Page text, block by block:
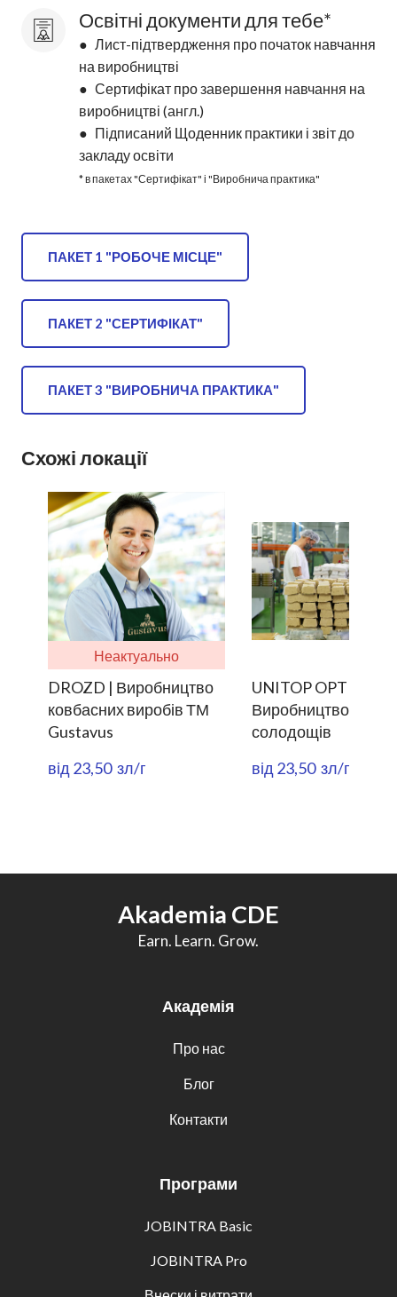
Освітні документи для тебе*
● Лист-підтвердження про початок навчання
на виробництві
● Сертифікат про завершення навчання на
виробництві (англ.)
● Підписаний Щоденник практики і звіт до
закладу освіти
* в пакетах "Сертифікат" і "Виробнича практика"
ПАКЕТ 1 "РОБОЧЕ МІСЦЕ"
ПАКЕТ 2 "СЕРТИФІКАТ"
ПАКЕТ 3 "ВИРОБНИЧА ПРАКТИКА"
Схожі локації
Неактуально
DROZD | Виробництво
ковбасних виробів ТМ
Gustavus
від 23,50  зл/г
UNITOP OPTIMA |
Виробництво
солодощів
від 23,50  зл/г
Akademia CDE
Earn. Learn. Grow.
Академія
Про нас
Блог
Контакти
Програми
JOBINTRA Basic
JOBINTRA Pro